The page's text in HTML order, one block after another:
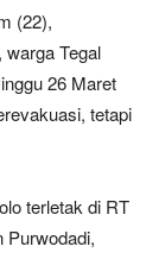
(22),
Tegal
26 Maret
tetapi
terletak di RT
Purwodadi,